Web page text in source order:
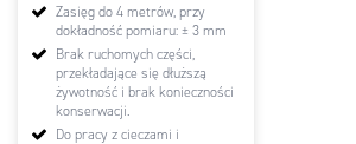
Zasięg do 4 metrów, przy
dokładność pomiaru: ± 3 mm
Brak ruchomych części,
przekładające się dłuższą
żywotność i brak konieczności
konserwacji.
Do pracy z cieczami i